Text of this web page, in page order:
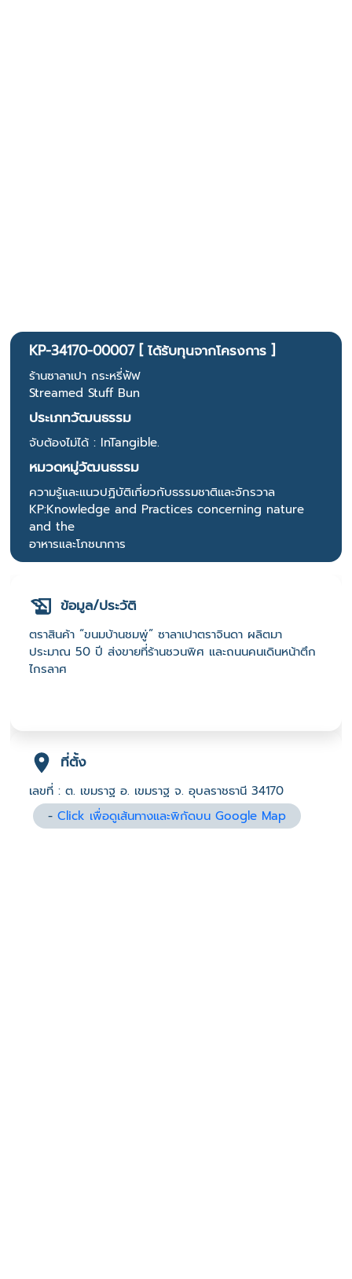
KP-34170-00007 [ ได้รับทุนจากโครงการ ]
ร้านซาลาเปา กระหรี่ฟัฟ
Streamed Stuff Bun
ประเภทวัฒนธรรม
จับต้องไม่ได้ : InTangible.
หมวดหมู่วัฒนธรรม
ความรู้และแนวปฏิบัติเกี่ยวกับธรรมชาติและจักรวาล
KP:Knowledge and Practices concerning nature
and the
อาหารและโภชนาการ
ข้อมูล/ประวัติ
ตราสินค้า “ขนมบ้านชมพู่” ซาลาเปาตราจินดา ผลิตมา
ประมาณ 50 ปี ส่งขายที่ร้านชวนพิศ และถนนคนเดินหน้าตึก
ไกรลาศ
ที่ตั้ง
เลขที่ : ต. เขมราฐ อ. เขมราฐ จ. อุบลราชธานี 34170
-Click เพื่อดูเส้นทางและพิกัดบน Google Map